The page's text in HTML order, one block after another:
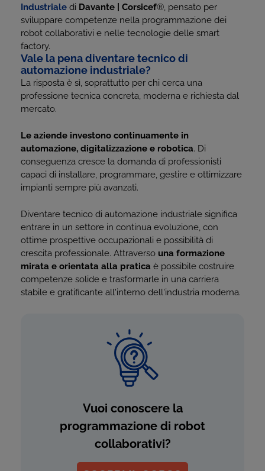
Industriale di Davante | Corsicef®, pensato per
sviluppare competenze nella programmazione dei
robot collaborativi e nelle tecnologie delle smart
factory.
Vale la pena diventare tecnico di
automazione industriale?
La risposta è sì, soprattutto per chi cerca una
professione tecnica concreta, moderna e richiesta dal
mercato.
Le aziende investono continuamente in
automazione, digitalizzazione e robotica. Di
conseguenza cresce la domanda di professionisti
capaci di installare, programmare, gestire e ottimizzare
impianti sempre più avanzati.
Diventare tecnico di automazione industriale significa
entrare in un settore in continua evoluzione, con
ottime prospettive occupazionali e possibilità di
crescita professionale. Attraverso una formazione
mirata e orientata alla pratica è possibile costruire
competenze solide e trasformarle in una carriera
stabile e gratificante all'interno dell'industria moderna.
Vuoi conoscere la
programmazione di robot
collaborativi?